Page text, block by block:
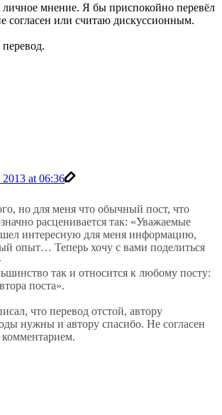
личное мнение. Я бы приспокойно перевёл
согласен или считаю дискуссионным.
2013 at 06:36
но для меня что обычный пост, что
расценивается так: «Уважаемые
интересную для меня информацию,
опыт… Теперь хочу с вами поделиться
так и относится к любому посту:
поста».
что перевод отстой, автору
нужны и автору спасибо. Не согласен